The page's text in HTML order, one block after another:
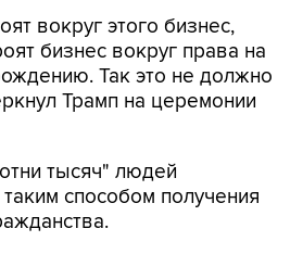
вокруг этого бизнес,
бизнес вокруг права на
Так это не должно
Трамп на церемонии
тысяч" людей
способом получения